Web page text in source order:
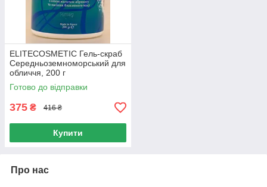
ELITECOSMETIC Гель-скраб
Середньоземноморський для
обличчя, 200 г
Готово до відправки
375 ₴ 416 ₴
Купити
Про нас